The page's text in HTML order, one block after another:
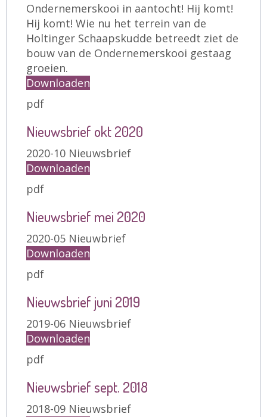
Ondernemerskooi in aantocht! Hij komt!
Hij komt! Wie nu het terrein van de
Holtinger Schaapskudde betreedt ziet de
bouw van de Ondernemerskooi gestaag
groeien.
Downloaden
pdf
Nieuwsbrief okt 2020
2020-10 Nieuwsbrief
Downloaden
pdf
Nieuwsbrief mei 2020
2020-05 Nieuwbrief
Downloaden
pdf
Nieuwsbrief juni 2019
2019-06 Nieuwsbrief
Downloaden
pdf
Nieuwsbrief sept. 2018
2018-09 Nieuwsbrief